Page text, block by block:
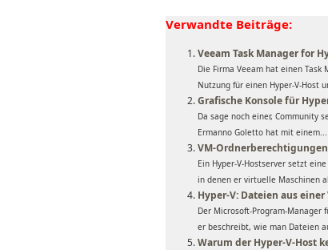
Verwandte Beiträge:
Veeam Task Manager for
Die Firma Veeam hat einen Task
Nutzung für einen Hyper-V-Host
Grafische Konsole für
Da sage noch einer, Community
Ermanno Goletto hat mit einem...
VM-
Ein Hyper-V-Hostserver setzt
in denen er virtuelle Maschinen
Hyper-V: Dateien aus
Der Microsoft-Program-Manager
er beschreibt, wie man Dateien
Warum der Hyper-V-Host